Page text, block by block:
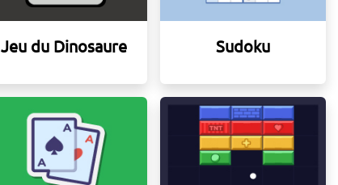
Jeu du Dinosaure Sudoku